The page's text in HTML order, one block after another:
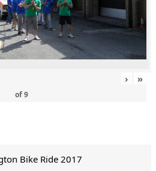
of9
› »
Bike Ride 2017